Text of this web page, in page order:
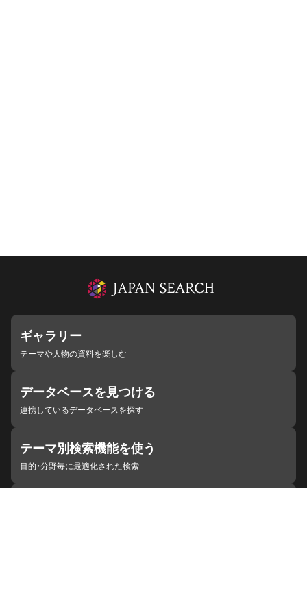
ギャラリー
テーマや人物の資料を楽しむ
データベースを見つける
連携しているデータベースを探す
テーマ別検索機能を使う
目的・分野毎に最適化された検索